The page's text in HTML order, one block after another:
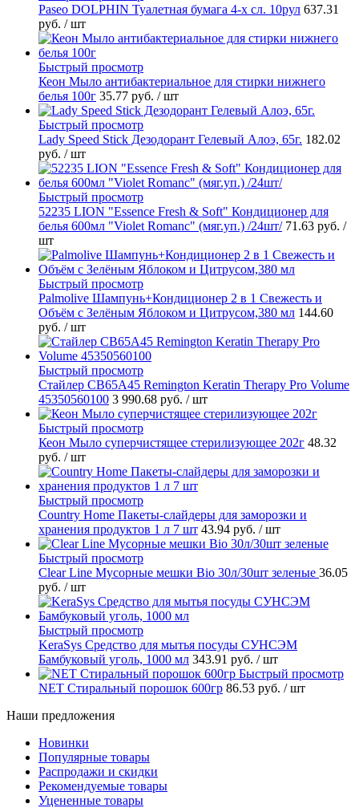
Paseo DOLPHIN Туалетная бумага 4-х сл. 10рул 637.31
руб. / шт
Быстрый просмотр
Кеон Мыло антибактериальное для стирки нижнего
белья 100г 35.77 руб. / шт
Быстрый просмотр
Lady Speed Stick Дезодорант Гелевый Алоэ, 65г. 182.02
руб. / шт
Быстрый просмотр
52235 LION "Essence Fresh & Soft" Кондиционер для
белья 600мл "Violet Romanc" (мяг.уп.) /24шт/ 71.63 руб. /
шт
Быстрый просмотр
Palmolive Шампунь+Кондиционер 2 в 1 Свежесть и
Объём с Зелёным Яблоком и Цитрусом,380 мл 144.60
руб. / шт
Быстрый просмотр
Стайлер CB65A45 Remington Keratin Therapy Pro Volume
45350560100 3 990.68 руб. / шт
Быстрый просмотр
Кеон Мыло суперчистящее стерилизующее 202г 48.32
руб. / шт
Быстрый просмотр
Country Home Пакеты-слайдеры для заморозки и
хранения продуктов 1 л 7 шт 43.94 руб. / шт
Быстрый просмотр
Clear Line Мусорные мешки Bio 30л/30шт зеленые 36.05
руб. / шт
Быстрый просмотр
KeraSys Средство для мытья посуды СУНСЭМ
Бамбуковый уголь, 1000 мл 343.91 руб. / шт
Быстрый просмотр
NET Стиральный порошок 600гр 86.53 руб. / шт
Наши предложения
Новинки
Популярные товары
Распродажи и скидки
Рекомендуемые товары
Уцененные товары